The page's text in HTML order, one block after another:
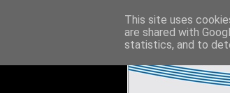
This site uses
are shared with
statistics, and to